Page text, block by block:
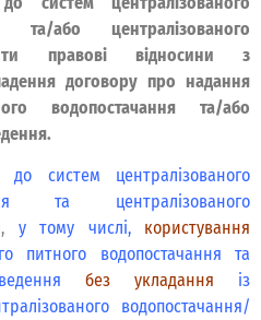
та/або централізованого
правові відносини з
договору про надання
водопостачання та/або
до систем централізованого
та централізованого
, у тому числі,
користування
питного водопостачання та
без укладання
із
водопостачання/